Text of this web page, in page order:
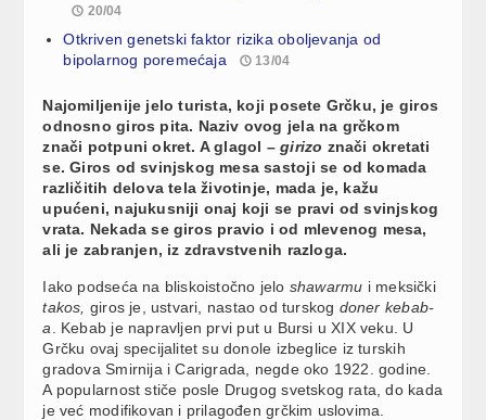
20/04
Otkriven genetski faktor rizika oboljevanja od
bipolarnog poremećaja
13/04
Najomiljenije jelo turista, koji posete Grčku, je giros
odnosno giros pita. Naziv ovog jela na grčkom
znači potpuni okret. A glagol –girizo znači okretati
se. Giros od svinjskog mesa sastoji se od komada
različitih delova tela životinje, mada je, kažu
upućeni, najukusniji onaj koji se pravi od svinjskog
vrata. Nekada se giros pravio i od mlevenog mesa,
ali je zabranjen, iz zdravstvenih razloga.
Iako podseća na bliskoistočno jelo shawarmu i meksički
takos, giros je, ustvari, nastao od turskog doner kebab-
a
. Kebab je napravljen prvi put u Bursi u XIX veku. U
Grčku ovaj specijalitet su donole izbeglice iz turskih
gradova Smirnija i Carigrada, negde oko 1922. godine.
A popularnost stiče posle Drugog svetskog rata, do kada
je već modifikovan i prilagođen grčkim uslovima.